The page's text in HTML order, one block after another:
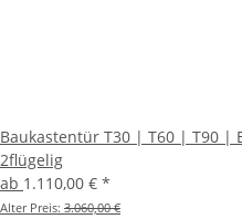
Baukastentür T30 | T60 | T90 |
2flügelig
ab 1.110,00 € *
Alter Preis: 3.060,00 €